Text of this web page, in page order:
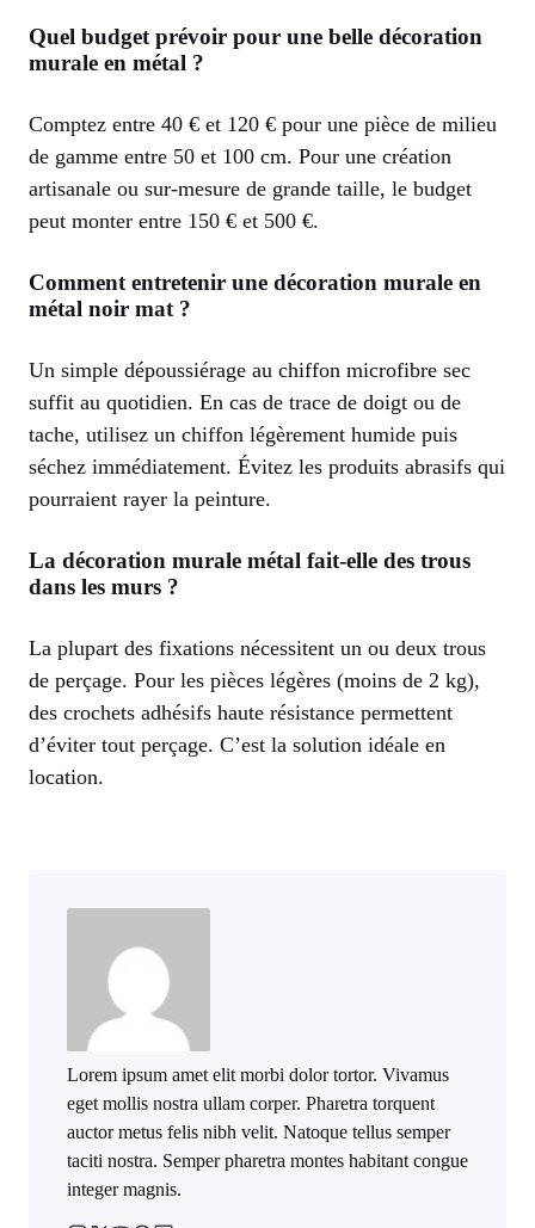
Quel budget prévoir pour une belle décoration
murale en métal ?
Comptez entre 40 € et 120 € pour une pièce de milieu
de gamme entre 50 et 100 cm. Pour une création
artisanale ou sur-mesure de grande taille, le budget
peut monter entre 150 € et 500 €.
Comment entretenir une décoration murale en
métal noir mat ?
Un simple dépoussiérage au chiffon microfibre sec
suffit au quotidien. En cas de trace de doigt ou de
tache, utilisez un chiffon légèrement humide puis
séchez immédiatement. Évitez les produits abrasifs qui
pourraient rayer la peinture.
La décoration murale métal fait-elle des trous
dans les murs ?
La plupart des fixations nécessitent un ou deux trous
de perçage. Pour les pièces légères (moins de 2 kg),
des crochets adhésifs haute résistance permettent
d’éviter tout perçage. C’est la solution idéale en
location.
Lorem ipsum amet elit morbi dolor tortor. Vivamus
eget mollis nostra ullam corper. Pharetra torquent
auctor metus felis nibh velit. Natoque tellus semper
taciti nostra. Semper pharetra montes habitant congue
integer magnis.